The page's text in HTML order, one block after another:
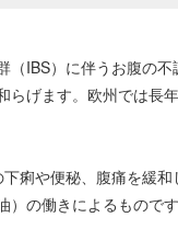
IBS）に伴うお腹の
げます。欧州では長
痢や便秘、腹痛を緩和
の働きによるものです